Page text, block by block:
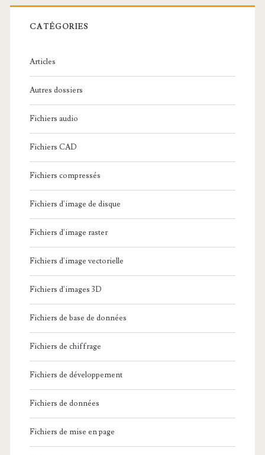
r
c
:
CATÉGORIES
Articles
Autres dossiers
Fichiers audio
Fichiers CAD
Fichiers compressés
Fichiers d'image de disque
Fichiers d'image raster
Fichiers d'image vectorielle
Fichiers d'images 3D
Fichiers de base de données
Fichiers de chiffrage
Fichiers de développement
Fichiers de données
Fichiers de mise en page